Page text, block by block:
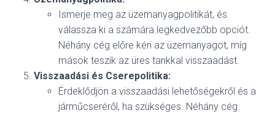
Ismerje meg az üzemanyagpolitikát, és
válassza ki a számára legkedvezőbb opciót.
Néhány cég előre kéri az üzemanyagot, míg
mások teszik az üres tankkal visszaadást.
Visszaadási és Cserepolitika:
Érdeklődjön a visszaadási lehetőségekről és a
járműcseréről, ha szükséges. Néhány cég